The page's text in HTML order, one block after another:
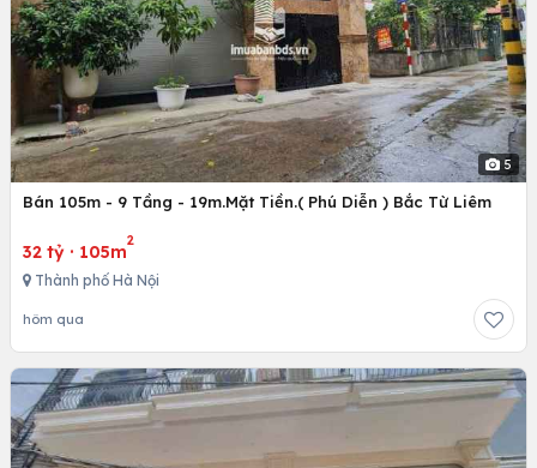
5
Bán 105m - 9 Tầng - 19m.Mặt Tiền.( Phú Diễn ) Bắc Từ Liêm
32 tỷ · 105m
2
Thành phố Hà Nội
hôm qua